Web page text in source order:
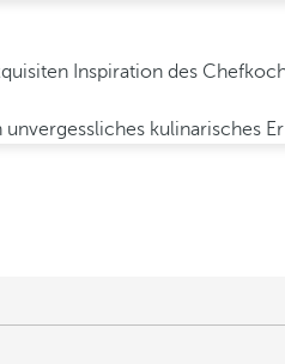
Inspiration des
kulinarisches